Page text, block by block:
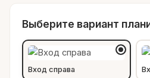
Выберите вариант
Вход справа